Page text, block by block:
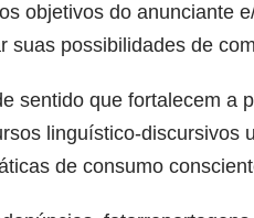
objetivos do anunciante
possibilidades de
sentido que fortalecem
linguístico-
de consumo